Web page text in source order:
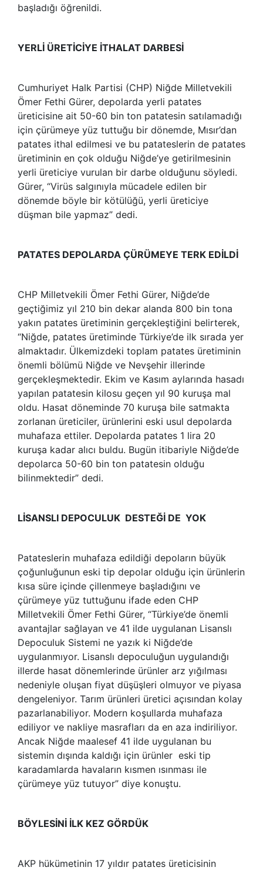
başladığı öğrenildi.
YERLİ ÜRETİCİYE İTHALAT DARBESİ
Cumhuriyet Halk Partisi (CHP) Niğde Milletvekili
Ömer Fethi Gürer, depolarda yerli patates
üreticisine ait 50-60 bin ton patatesin satılamadığı
için çürümeye yüz tuttuğu bir dönemde, Mısır’dan
patates ithal edilmesi ve bu patateslerin de patates
üretiminin en çok olduğu Niğde’ye getirilmesinin
yerli üreticiye vurulan bir darbe olduğunu söyledi.
Gürer, “Virüs salgınıyla mücadele edilen bir
dönemde böyle bir kötülüğü, yerli üreticiye
düşman bile yapmaz” dedi.
PATATES DEPOLARDA ÇÜRÜMEYE TERK EDİLDİ
CHP Milletvekili Ömer Fethi Gürer, Niğde’de
geçtiğimiz yıl 210 bin dekar alanda 800 bin tona
yakın patates üretiminin gerçekleştiğini belirterek,
“Niğde, patates üretiminde Türkiye’de ilk sırada yer
almaktadır. Ülkemizdeki toplam patates üretiminin
önemli bölümü Niğde ve Nevşehir illerinde
gerçekleşmektedir. Ekim ve Kasım aylarında hasadı
yapılan patatesin kilosu geçen yıl 90 kuruşa mal
oldu. Hasat döneminde 70 kuruşa bile satmakta
zorlanan üreticiler, ürünlerini eski usul depolarda
muhafaza ettiler. Depolarda patates 1 lira 20
kuruşa kadar alıcı buldu. Bugün itibariyle Niğde’de
depolarca 50-60 bin ton patatesin olduğu
bilinmektedir” dedi.
LİSANSLI DEPOCULUK DESTEĞİ DE YOK
Patateslerin muhafaza edildiği depoların büyük
çoğunluğunun eski tip depolar olduğu için ürünlerin
kısa süre içinde çillenmeye başladığını ve
çürümeye yüz tuttuğunu ifade eden CHP
Milletvekili Ömer Fethi Gürer, “Türkiye’de önemli
avantajlar sağlayan ve 41 ilde uygulanan Lisanslı
Depoculuk Sistemi ne yazık ki Niğde’de
uygulanmıyor. Lisanslı depoculuğun uygulandığı
illerde hasat dönemlerinde ürünler arz yığılması
nedeniyle oluşan fiyat düşüşleri olmuyor ve piyasa
dengeleniyor. Tarım ürünleri üretici açısından kolay
pazarlanabiliyor. Modern koşullarda muhafaza
ediliyor ve nakliye masrafları da en aza indiriliyor.
Ancak Niğde maalesef 41 ilde uygulanan bu
sistemin dışında kaldığı için ürünler eski tip
karadamlarda havaların kısmen ısınması ile
çürümeye yüz tutuyor” diye konuştu.
BÖYLESİNİ İLK KEZ GÖRDÜK
AKP hükümetinin 17 yıldır patates üreticisinin